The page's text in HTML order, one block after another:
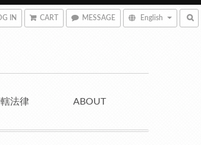
IN CART MESSAGE English
法律 ABOUT